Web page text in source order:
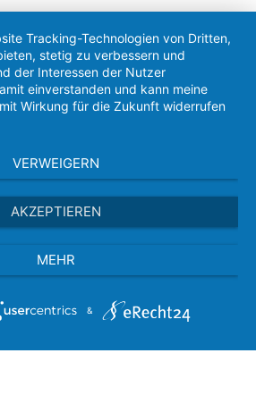
Tracking-Technologien von Dritten,
stetig zu verbessern und
der Interessen der Nutzer
einverstanden und kann meine
Wirkung für die Zukunft widerrufen
VERWEIGERN
AKZEPTIEREN
MEHR
&